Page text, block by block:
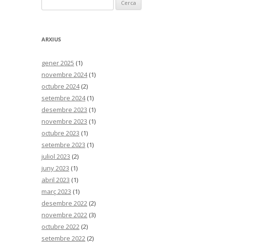
ARXIUS
gener 2025 (1)
novembre 2024(1)
octubre 2024(2)
setembre 2024(1)
desembre 2023 (1)
novembre 2023 (1)
octubre 2023 (1)
setembre 2023 (1)
juliol 2023 (2)
juny 2023 (1)
abril 2023 (1)
març 2023 (1)
desembre 2022 (2)
novembre 2022 (3)
octubre 2022 (2)
setembre 2022 (2)